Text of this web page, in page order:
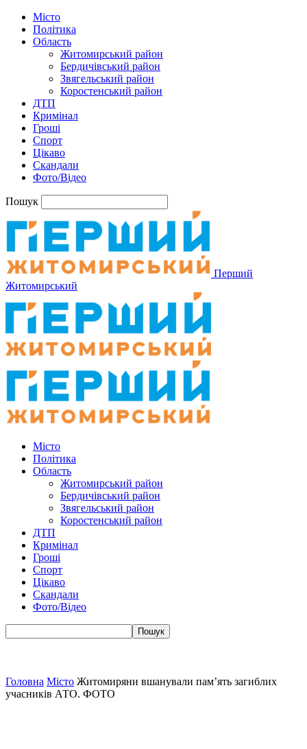
Місто
Політика
Область
Житомирський район
Бердичівський район
Звягельський район
Коростенський район
ДТП
Кримінал
Гроші
Спорт
Цікаво
Скандали
Фото/Відео
Пошук
Перший
Житомирський
Місто
Політика
Область
Житомирський район
Бердичівський район
Звягельський район
Коростенський район
ДТП
Кримінал
Гроші
Спорт
Цікаво
Скандали
Фото/Відео
Головна Місто Житомиряни вшанували пам’ять загиблих
учасників АТО. ФОТО